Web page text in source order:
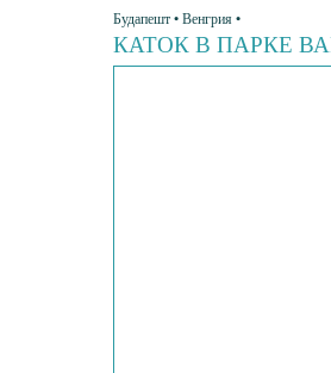
Будапешт • Венгрия •
КАТОК В ПАРКЕ